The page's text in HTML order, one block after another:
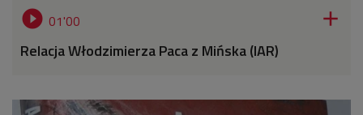
 01'00 
Relacja Włodzimierza Paca z Mińska (IAR)